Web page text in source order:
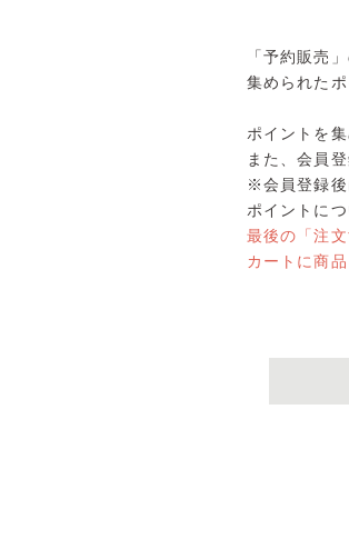
「予約販売
集められた
ポイントを
また、会員
※会員登録後
ポイントに
最後の「注
カートに商